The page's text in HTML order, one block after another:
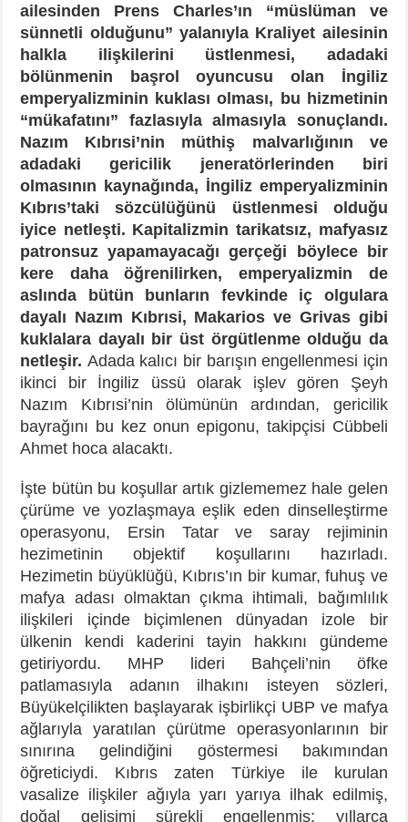
ailesinden Prens Charles’ın “müslüman ve
sünnetli olduğunu” yalanıyla Kraliyet ailesinin
halkla ilişkilerini üstlenmesi, adadaki
bölünmenin başrol oyuncusu olan İngiliz
emperyalizminin kuklası olması, bu hizmetinin
“mükafatını” fazlasıyla almasıyla sonuçlandı.
Nazım Kıbrısi’nin müthiş malvarlığının ve
adadaki gericilik jeneratörlerinden biri
olmasının kaynağında, İngiliz emperyalizminin
Kıbrıs’taki sözcülüğünü üstlenmesi olduğu
iyice netleşti. Kapitalizmin tarikatsız, mafyasız
patronsuz yapamayacağı gerçeği böylece bir
kere daha öğrenilirken, emperyalizmin de
aslında bütün bunların fevkinde iç olgulara
dayalı Nazım Kıbrısi, Makarios ve Grivas gibi
kuklalara dayalı bir üst örgütlenme olduğu da
netleşir. Adada kalıcı bir barışın engellenmesi için
ikinci bir İngiliz üssü olarak işlev gören Şeyh
Nazım Kıbrısi’nin ölümünün ardından, gericilik
bayrağını bu kez onun epigonu, takipçisi Cübbeli
Ahmet hoca alacaktı.
İşte bütün bu koşullar artık gizlememez hale gelen
çürüme ve yozlaşmaya eşlik eden dinselleştirme
operasyonu, Ersin Tatar ve saray rejiminin
hezimetinin objektif koşullarını hazırladı.
Hezimetin büyüklüğü, Kıbrıs’ın bir kumar, fuhuş ve
mafya adası olmaktan çıkma ihtimali, bağımlılık
ilişkileri içinde biçimlenen dünyadan izole bir
ülkenin kendi kaderini tayin hakkını gündeme
getiriyordu. MHP lideri Bahçeli’nin öfke
patlamasıyla adanın ilhakını isteyen sözleri,
Büyükelçilikten başlayarak işbirlikçi UBP ve mafya
ağlarıyla yaratılan çürütme operasyonlarının bir
sınırına gelindiğini göstermesi bakımından
öğreticiydi. Kıbrıs zaten Türkiye ile kurulan
vasalize ilişkiler ağıyla yarı yarıya ilhak edilmiş,
doğal gelişimi sürekli engellenmiş; yıllarca